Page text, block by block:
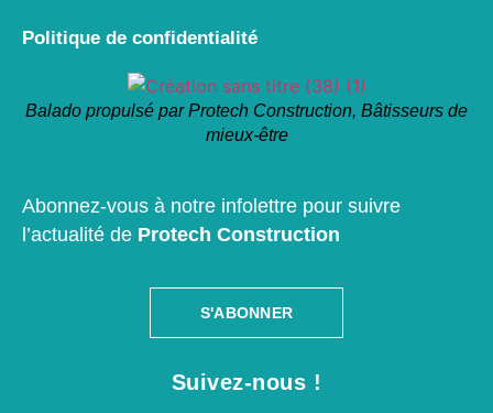
Politique de confidentialité
Balado propulsé par Protech Construction, Bâtisseurs de
mieux-être
Abonnez-vous à notre infolettre pour suivre
l’actualité de Protech Construction
S'ABONNER
Suivez-nous !